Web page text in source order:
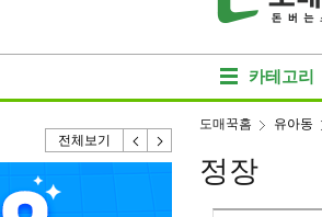
카테고리
전체보기
도매꾹홈 유아동
정장